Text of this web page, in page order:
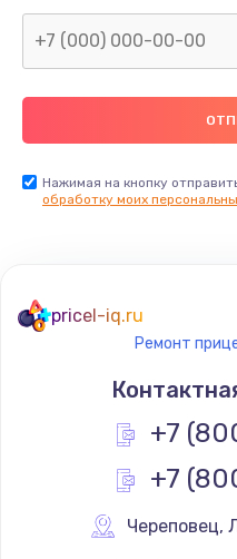
Замена
Нажимая на кнопку
обработку моих
pricel-iq.ru
Ремонт
+7
+7
Череповец,